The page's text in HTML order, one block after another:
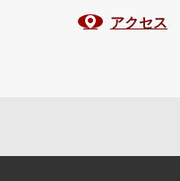
アクセス